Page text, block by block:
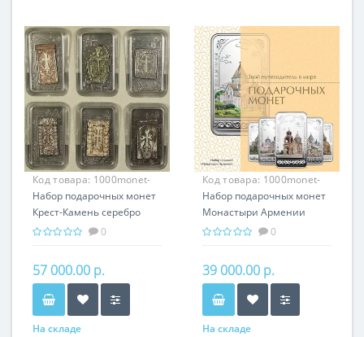
Код товара: 1000monet-
003
Набор подарочных монет
Крест-Камень серебро
150.00 гр - провославный
Хачкары
0
57 000.00 р.
На складе
Код товара: 1000monet-
002
Набор подарочных монет
Монастыри Армении
серебро 150.00 гр -
Армении
0
39 000.00 р.
На складе